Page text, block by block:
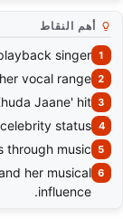
أهم النقاط
singer.
vocal range.
Jaane' hit.
status.
through music.
her musical
influence.